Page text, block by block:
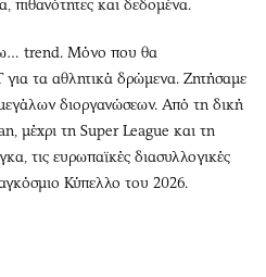
πιθανότητες και δεδομένα.
trend. Μόνο που θα
τα αθλητικά δρώμενα. Ζητήσαμε
διοργανώσεων. Από τη δική
μέχρι τη Super League και τη
τις ευρωπαϊκές διασυλλογικές
Κύπελλο του 2026.